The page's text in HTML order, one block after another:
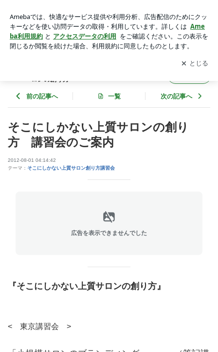
経営サポート そこにしかない上質サロンの創り方
アプリをダウンロードして ブログの更新通知
を受け取りまし
ょう。
開く
ロンの創り方
前の記事へ 一覧 次の記事へ
そこにしかない上質サロンの創り
方 講習会のご案内
2012-08-01 04:14:42
テーマ： そこにしかない上質サロン創り方講習会
広告を表示できませんでした
『そこにしかない上質サロンの創り方』
< 東京講習会 >